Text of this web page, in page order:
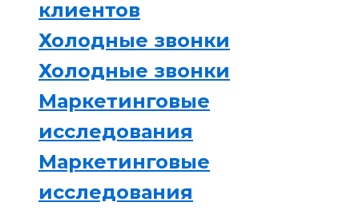
клиентов
Холодные звонки
Холодные звонки
Маркетинговые
исследования
Маркетинговые
исследования